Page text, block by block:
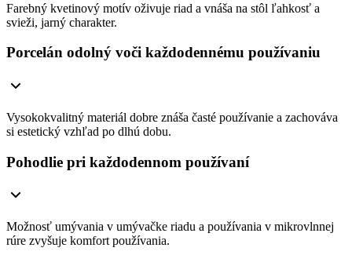
Farebný kvetinový motív oživuje riad a vnáša na stôl ľahkosť a
svieži, jarný charakter.
Porcelán odolný voči každodennému používaniu
Vysokokvalitný materiál dobre znáša časté používanie a zachováva
si estetický vzhľad po dlhú dobu.
Pohodlie pri každodennom používaní
Možnosť umývania v umývačke riadu a používania v mikrovlnnej
rúre zvyšuje komfort používania.